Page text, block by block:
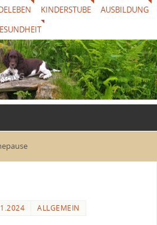
KINDERSTUBE
AUSBILDUNG
ALLGEMEIN